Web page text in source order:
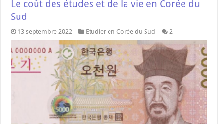
Le coût des études et de la vie en Corée du
Sud
13 septembre 2022 Etudier en Corée du Sud 2